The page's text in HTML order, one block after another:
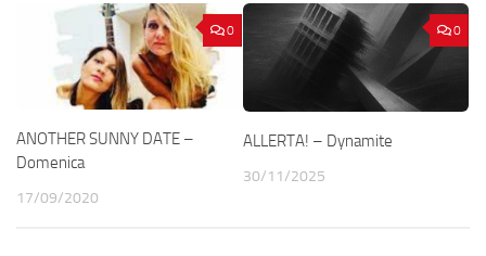
0
ANOTHER SUNNY DATE –
Domenica
17/09/2020
0
ALLERTA! – Dynamite
30/11/2025